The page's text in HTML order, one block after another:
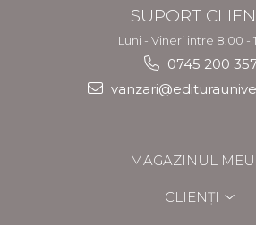
SUPORT
Luni - Vineri intre 8.00 -
0745 200
MAGAZINUL MEU
CLIENȚI